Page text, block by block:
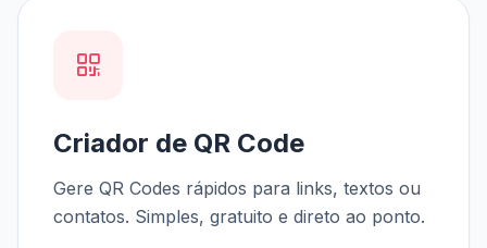
Criador de QR Code
Gere QR Codes rápidos para links, textos ou
contatos. Simples, gratuito e direto ao ponto.